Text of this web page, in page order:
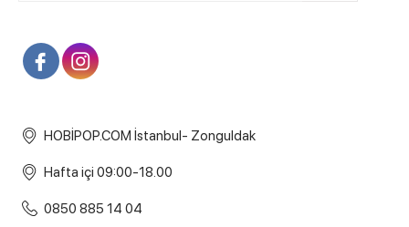
HOBİPOP.COM İstanbul- Zonguldak
Hafta içi 09:00-18.00
0850 885 14 04